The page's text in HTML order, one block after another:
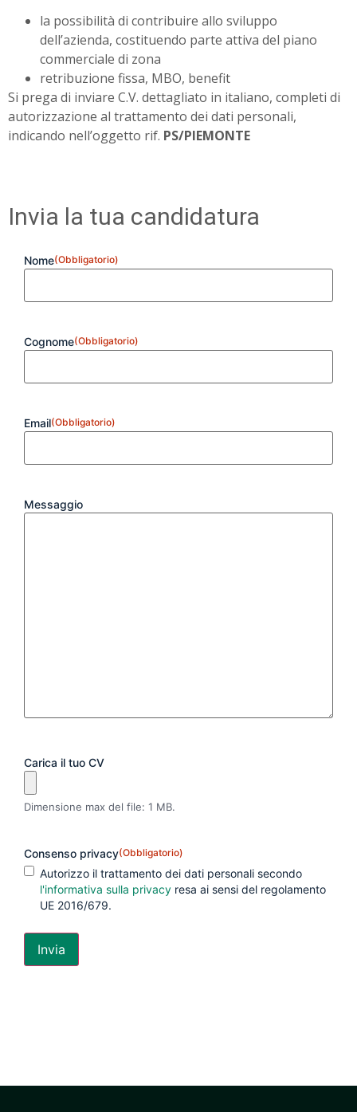
la possibilità di contribuire allo sviluppo
dell’azienda, costituendo parte attiva del piano
commerciale di zona
retribuzione fissa, MBO, benefit
Si prega di inviare C.V. dettagliato in italiano, completi di
autorizzazione al trattamento dei dati personali,
indicando nell’oggetto rif. PS/PIEMONTE
Invia la tua candidatura
Nome(Obbligatorio)
Cognome(Obbligatorio)
Email(Obbligatorio)
Messaggio
Carica il tuo CV
Dimensione max del file: 1 MB.
Consenso privacy(Obbligatorio)
Autorizzo il trattamento dei dati personali secondo
l'informativa sulla privacy resa ai sensi del regolamento
UE 2016/679.